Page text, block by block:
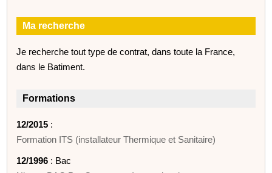
Ma recherche
Je recherche tout type de contrat, dans toute la France,
dans le Batiment.
Formations
12/2015 :
Formation ITS (installateur Thermique et Sanitaire)
12/1996 : Bac